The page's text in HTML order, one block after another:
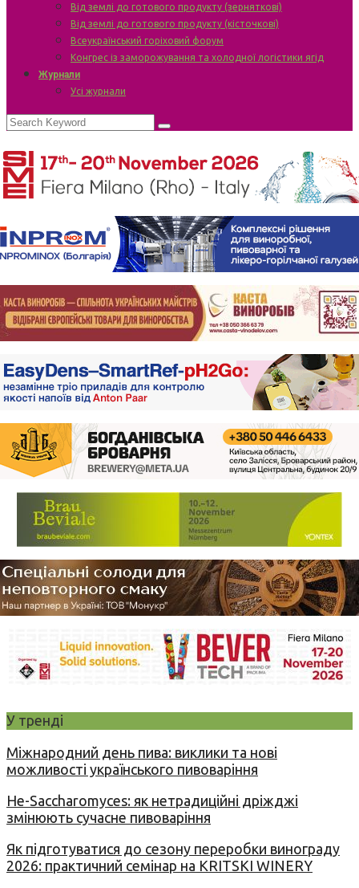
Від землі до готового продукту (зерняткові)
Від землі до готового продукту (кісточкові)
Всеукраїнський горіховий форум
Конгрес із заморожування та холодної логістики ягід
Журнали
Усі журнали
У тренді
Міжнародний день пива: виклики та нові
можливості українського пивоваріння
Не-Saccharomyces: як нетрадиційні дріжджі
змінюють сучасне пивоваріння
Як підготуватися до сезону переробки винограду
2026: практичний семінар на KRITSKI WINERY